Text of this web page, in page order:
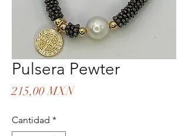
Pulsera Pewter
215,00 MXNPrecio
Cantidad *